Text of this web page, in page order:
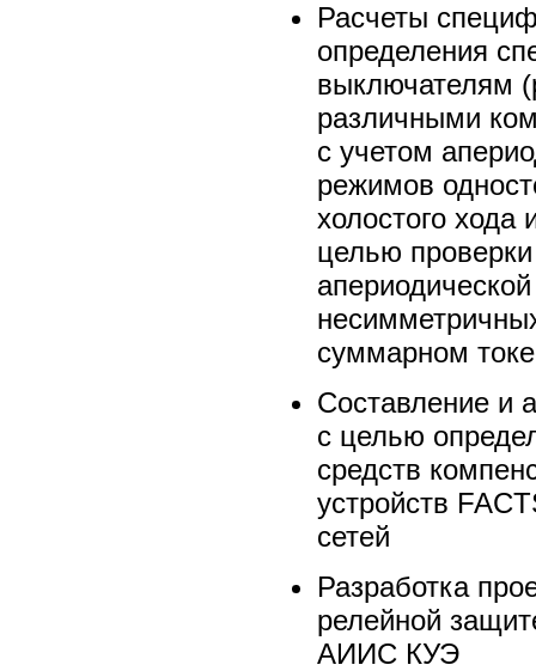
Расчеты
определения
выключателям
различными
с учетом
режимов
холостого
целью
суммарном
Составление и
с целью
средств
устройств
сетей
Разработка
релейной
АИИС КУЭ